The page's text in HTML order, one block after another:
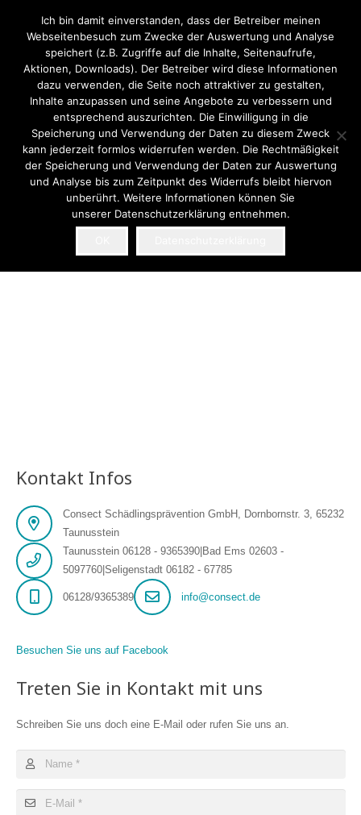
Kontakt Infos
Consect Schädlingsprävention GmbH, Dornbornstr. 3, 65232
Taunusstein
Taunusstein 06128 - 9365390|Bad Ems 02603 -
5097760|Seligenstadt 06182 - 67785
06128/9365389 info@consect.de
Besuchen Sie uns auf Facebook
Treten Sie in Kontakt mit uns
Schreiben Sie uns doch eine E-Mail oder rufen Sie uns an.
Ich bin damit einverstanden, dass der Betreiber meinen
Webseitenbesuch zum Zwecke der Auswertung und Analyse
speichert (z.B. Zugriffe auf die Inhalte, Seitenaufrufe,
Aktionen, Downloads). Der Betreiber wird diese Informationen
dazu verwenden, die Seite noch attraktiver zu gestalten,
Inhalte anzupassen und seine Angebote zu verbessern und
entsprechend auszurichten. Die Einwilligung in die
Speicherung und Verwendung der Daten zu diesem Zweck
kann jederzeit formlos widerrufen werden. Die Rechtmäßigkeit
der Speicherung und Verwendung der Daten zur Auswertung
und Analyse bis zum Zeitpunkt des Widerrufs bleibt hiervon
unberührt. Weitere Informationen können Sie
unserer Datenschutzerklärung entnehmen.